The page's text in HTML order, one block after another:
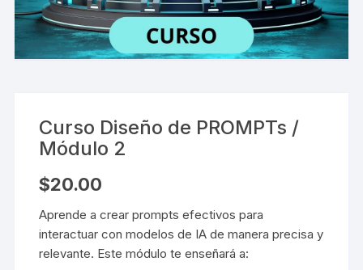
Curso Diseño de PROMPTs /
Módulo 2
$20.00
Aprende a crear prompts efectivos para
interactuar con modelos de IA de manera precisa y
relevante. Este módulo te enseñará a: